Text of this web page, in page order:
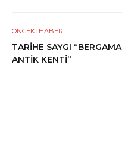
ÖNCEKI HABER
TARİHE SAYGI “BERGAMA
ANTİK KENTİ”